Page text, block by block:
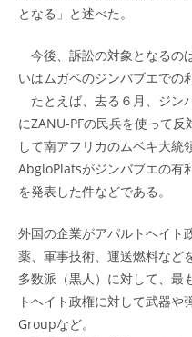
となる」と述べた。
今後、訴訟の対象となるの
いはムガベのジンバブエでの
たとえば、去る６月、ジン
にZANU-PFの民兵を使って
して南アフリカのムベキ大統
AbgloPlatsがジンバブエの有
を発表した件などである。
外国の企業がアパルトヘイト
薬、軍事技術、運送燃料など
多数派（黒人）に対して、最
トヘイト政権に対して武器
Groupなど。